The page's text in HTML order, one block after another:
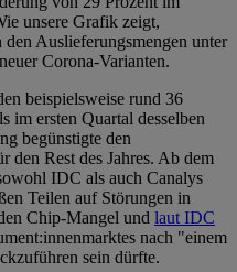
unsere Grafik zeigt,
Auslieferungsmengen unter
Corona-Varianten.
beispielsweise rund 36
im ersten Quartal desselben
begünstigte den
Rest des Jahres. Ab dem
IDC als auch Canalys
Teilen auf Störungen in
Chip-Mangel und laut IDC
nach "einem
sein dürfte.